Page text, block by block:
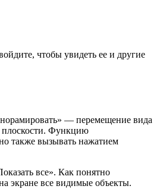
чтобы увидеть ее и другие
— перемещение вида
Функцию
также вызывать нажатием
все». Как понятно
экране все видимые объекты.